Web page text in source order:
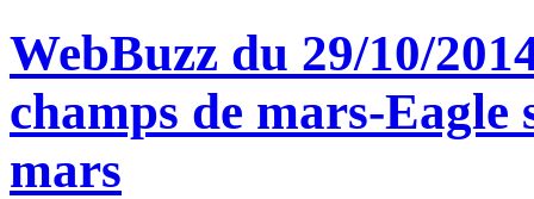
WebBuzz du 29/10/
champs de mars-
mars